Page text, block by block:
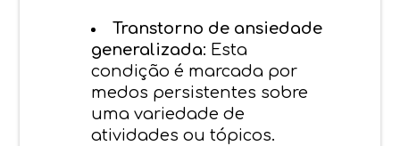
Transtorno de ansiedade
generalizada: Esta
condição é marcada por
medos persistentes sobre
uma variedade de
atividades ou tópicos.